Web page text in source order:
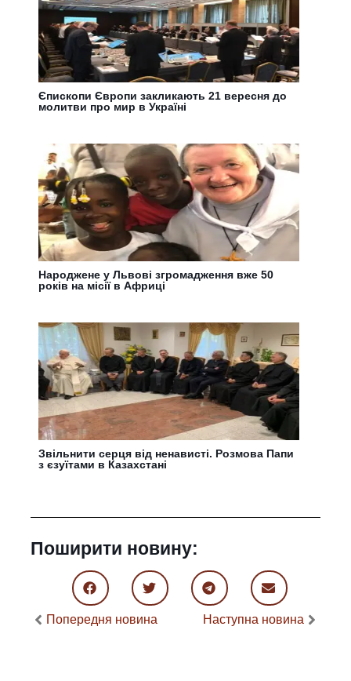
Єпископи Європи закликають 21 вересня до
молитви про мир в Україні
Народжене у Львові згромадження вже 50
років на місії в Африці
Звільнити серця від ненависті. Розмова Папи
з єзуїтами в Казахстані
Поширити новину:
Попередня новина Наступна новина